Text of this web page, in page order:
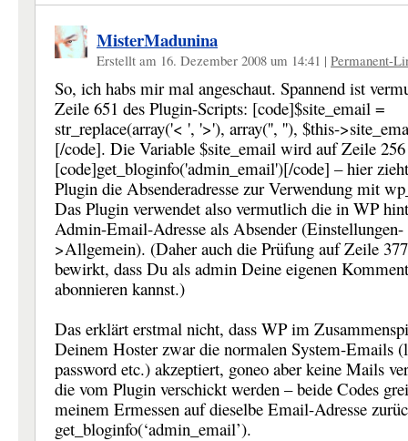
MisterMadunina
Erstellt am 16. Dezember 2008 um 14:41 | Permanent-
So, ich habs mir mal angeschaut. Spannend ist
Zeile 651 des Plugin-Scripts: [code]$site_email =
str_replace(array('< ', '>'), array('', ''), $this-
[/code]. Die Variable $site_email wird auf Zeile
[code]get_bloginfo('admin_email')[/code] – hier
Plugin die Absenderadresse zur Verwendung mit
Das Plugin verwendet also vermutlich die in WP
Admin-Email-Adresse als Absender (Einstellungen-
>Allgemein). (Daher auch die Prüfung auf Zeile
bewirkt, dass Du als admin Deine eigenen
abonnieren kannst.)
Das erklärt erstmal nicht, dass WP im
Deinem Hoster zwar die normalen System-Emails
password etc.) akzeptiert, goneo aber keine Mails
die vom Plugin verschickt werden – beide Codes
meinem Ermessen auf dieselbe Email-Adresse
get_bloginfo(‘admin_email’).